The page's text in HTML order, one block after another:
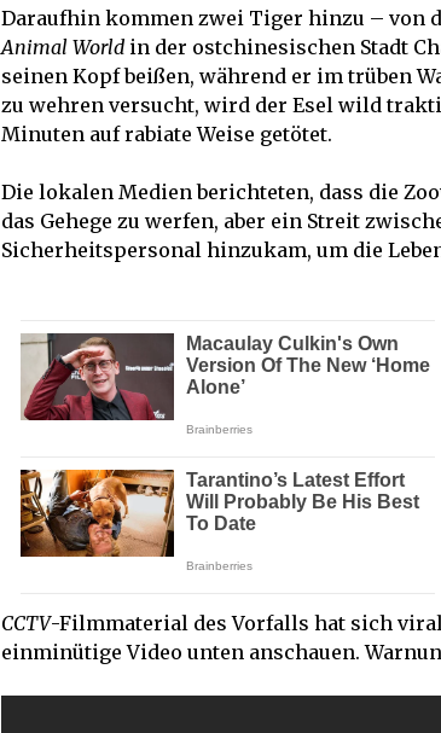
Daraufhin kommen zwei Tiger hinzu – von
Animal World in der ostchinesischen Stadt
seinen Kopf beißen, während er im trüben
zu wehren versucht, wird der Esel wild
Minuten auf rabiate Weise getötet.
Die lokalen Medien berichteten, dass die
das Gehege zu werfen, aber ein Streit
Sicherheitspersonal hinzukam, um die
CCTV-Filmmaterial des Vorfalls hat sich
einminütige Video unten anschauen.